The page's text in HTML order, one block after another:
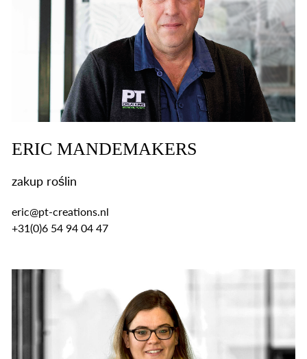
ERIC MANDEMAKERS
zakup roślin
eric@pt-creations.nl
+31(0)6 54 94 04 47